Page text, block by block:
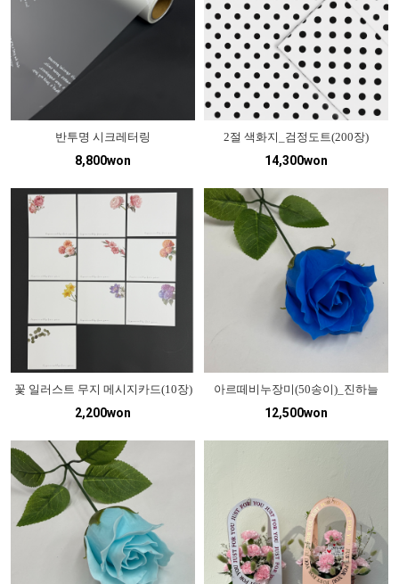
반투명 시크레터링
8,800won
2절 색화지_검정도트(200장)
14,300won
꽃 일러스트 무지 메시지카드(10장)
2,200won
아르떼비누장미(50송이)_진하늘
12,500won